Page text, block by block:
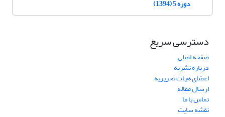
دوره 5 (1394)
دسترسی سریع
صفحه اصلی
درباره نشریه
اعضای هیات تحریریه
ارسال مقاله
تماس با ما
نقشه سایت